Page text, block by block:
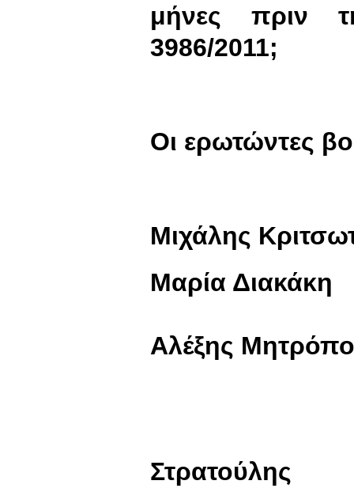
μήνες πριν
3986/2011;
Οι ερωτώντες
Μιχάλης
Μαρία Διακάκη
Αλέξης
Στρατούλης